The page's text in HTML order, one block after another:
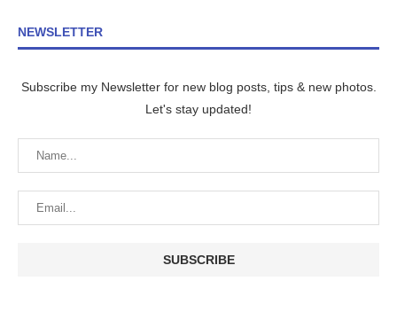
NEWSLETTER
Subscribe my Newsletter for new blog posts, tips & new photos.
Let's stay updated!